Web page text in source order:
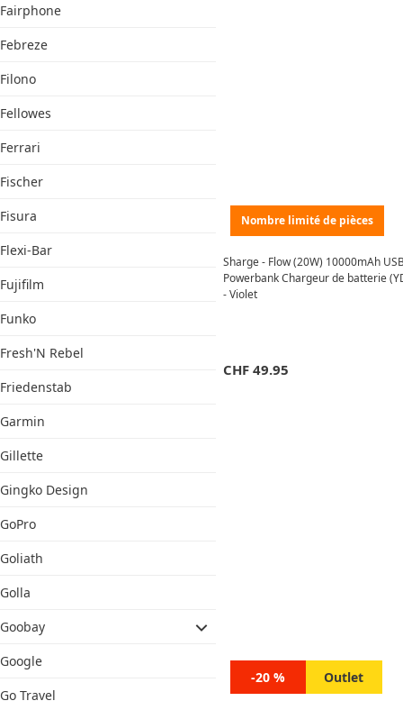
Fairphone
Febreze
Filono
Fellowes
Ferrari
Fischer
Fisura
Flexi-Bar
Fujifilm
Funko
Fresh'N Rebel
Friedenstab
Garmin
Gillette
Gingko Design
GoPro
Goliath
Golla
Goobay
Google
Go Travel
Nombre limité de pièces
Sharge - Flow (20W) 10000mAh
Powerbank Chargeur de batterie
- Violet
CHF 49.95
-20 % Outlet